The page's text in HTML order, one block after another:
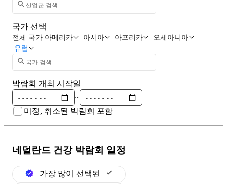
국가 선택
전체 국가 아메리카 아시아 아프리카
오세아니아
유럽
박람회 개최 시작일
~
미정, 취소된 박람회 포함
네덜란드 건강박람회 일정
가장 많이 선택된